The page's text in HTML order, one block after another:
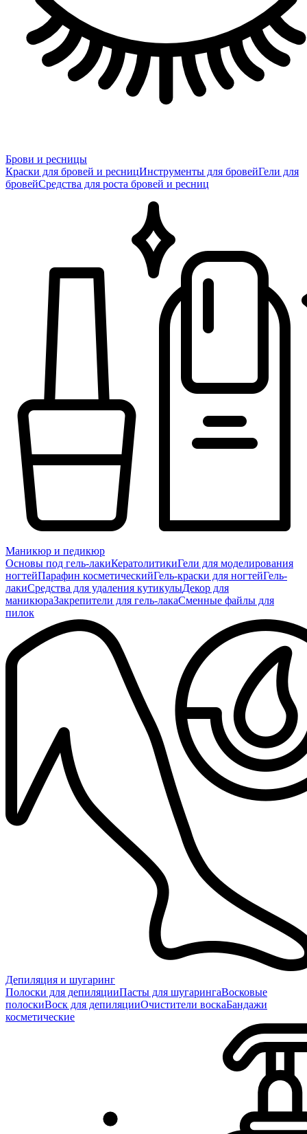
Брови и ресницы
Краски для бровей и ресницИнструменты для бровейГели для
бровейСредства для роста бровей и ресниц
Маникюр и педикюр
Основы под гель-лакиКератолитикиГели для моделирования
ногтейПарафин косметическийГель-краски для ногтейГель-
лакиСредства для удаления кутикулыДекор для
маникюраЗакрепители для гель-лакаСменные файлы для
пилок
Депиляция и шугаринг
Полоски для депиляцииПасты для шугарингаВосковые
полоскиВоск для депиляцииОчистители воскаБандажи
косметические